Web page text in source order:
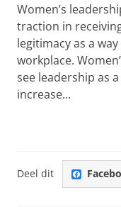
Women’s
traction in
legitimacy as a
workplace.
see leadership as
increase...
Deel dit